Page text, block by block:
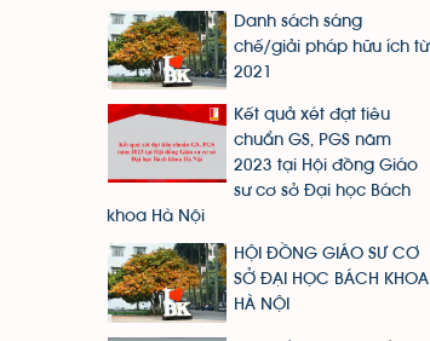
Danh sách sáng
chế/giải pháp hữu ích từ
2021
Kết quả xét đạt tiêu
chuẩn GS, PGS năm
2023 tại Hội đồng Giáo
sư cơ sở Đại học Bách
khoa Hà Nội
HỘI ĐỒNG GIÁO SƯ CƠ
SỞ ĐẠI HỌC BÁCH KHOA
HÀ NỘI